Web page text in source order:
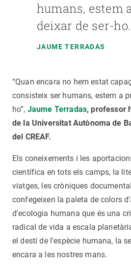
humans, estem
deixar de ser-ho.
JAUME TERRADAS
“Quan encara no hem estat
consisteix ser humans, estem a
ho”, Jaume Terradas, professor
de la Universitat Autònoma de
del CREAF.
Els coneixements i les
científica en tots els camps, la
viatges, les cròniques
confegeixen la paleta de colors
d'ecologia humana que és una
radical de vida a escala
el destí de l'espècie humana, la
encara a les nostres mans.